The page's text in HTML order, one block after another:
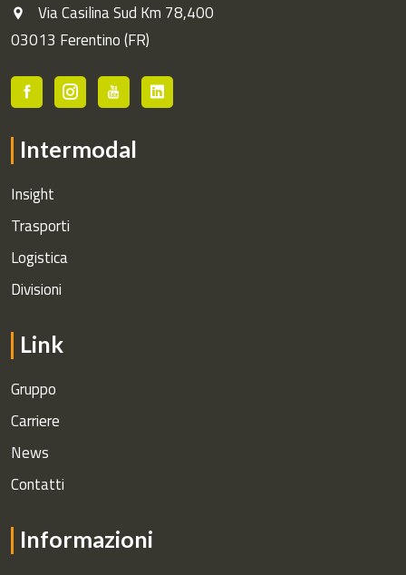
Via Casilina Sud Km 78,400
03013 Ferentino (FR)
Intermodal
Insight
Trasporti
Logistica
Divisioni
Link
Gruppo
Carriere
News
Contatti
Informazioni